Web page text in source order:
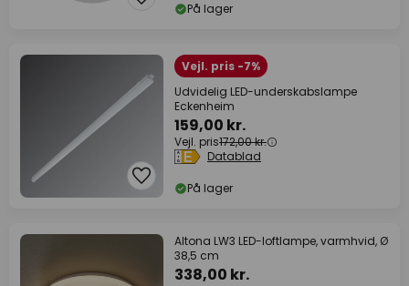
På lager
Vejl. pris -7%
Udvidelig LED-underskabslampe
Eckenheim
159,00 kr.
Vejl. pris172,00 kr.
Datablad
På lager
Altona LW3 LED-loftlampe, varmhvid, Ø
38,5 cm
338,00 kr.